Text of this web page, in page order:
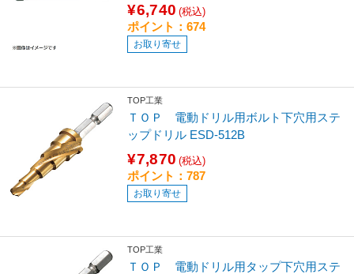
¥6,740 (税込)
ポイント：674
お取り寄せ
TOP工業
ＴＯＰ 電動ドリル用ボルト下穴用ステ
ップドリル ESD-512B
¥7,870 (税込)
ポイント：787
お取り寄せ
TOP工業
ＴＯＰ 電動ドリル用タップ下穴用ステ